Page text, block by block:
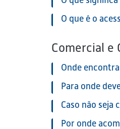
O que é o
Comercial e
Onde
Para onde
Caso não
Por onde